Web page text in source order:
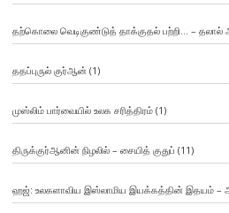
தற்கொலை வெடிகுண்டுத் தாக்குதல் பற்றி… – தலால்
ததப்புருல் குர்ஆன் (1)
முஸ்லிம் பார்வையில் உலக சரித்திரம்(1)
திருக்குர்ஆனின் நிழலில் – சையித் குதுப் (11)
ஹஜ்: உலகளாவிய இஸ்லாமிய இயக்கத்தின் இதயம் –